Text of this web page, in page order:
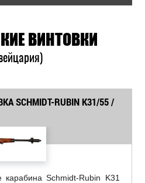
ВИНТОВКИ
SCHMIDT-RUBIN K31/55 /
Schmidt-Rubin K31